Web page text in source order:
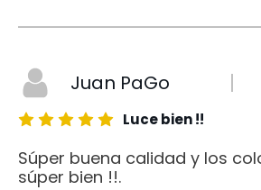
Juan PaGo
Luce bien !!
Súper buena calidad y los
súper bien !!.